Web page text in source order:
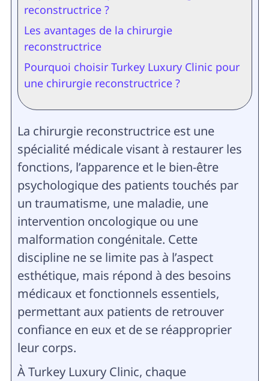
reconstructrice ?
Les avantages de la chirurgie
reconstructrice
Pourquoi choisir Turkey Luxury Clinic pour
une chirurgie reconstructrice ?
La chirurgie reconstructrice est une
spécialité médicale visant à restaurer les
fonctions, l’apparence et le bien-être
psychologique des patients touchés par
un traumatisme, une maladie, une
intervention oncologique ou une
malformation congénitale. Cette
discipline ne se limite pas à l’aspect
esthétique, mais répond à des besoins
médicaux et fonctionnels essentiels,
permettant aux patients de retrouver
confiance en eux et de se réapproprier
leur corps.
À Turkey Luxury Clinic, chaque